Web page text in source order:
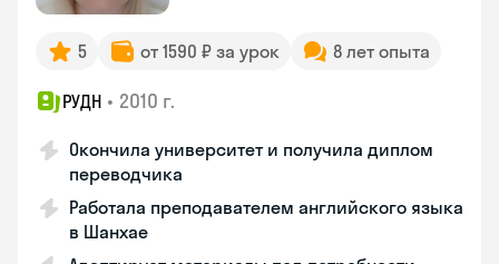
5 от 1590 ₽ за урок 8 лет опыта
РУДН • 2010 г.
Окончила университет и получила диплом
переводчика
Работала преподавателем английского языка
в Шанхае